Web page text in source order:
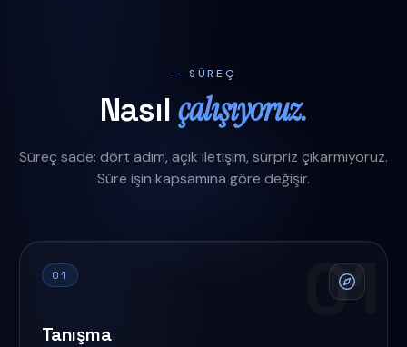
— SÜREÇ
Nasılçalışıyoruz.
Süreç sade: dört adım, açık iletişim, sürpriz çıkarmıyoruz.
Süre işin kapsamına göre değişir.
01
Tanışma 01